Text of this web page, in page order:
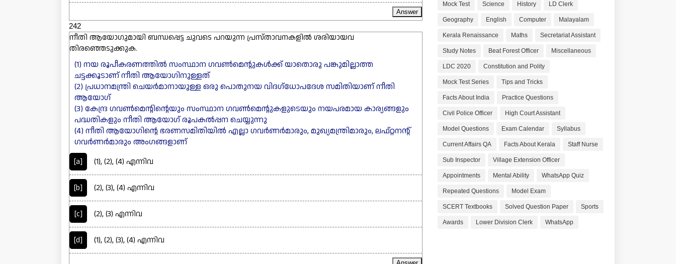
242
നീതി ആയോഗുമായി ബന്ധപ്പെട്ട ചുവടെ പറയുന്ന പ്രസ്താവനകളിൽ ശരിയായവ
തിരഞ്ഞെടുക്കുക.
(1) നയ രൂപീകരണത്തിൽ സംസ്ഥാന ഗവൺമെന്റുകൾക്ക് യാതൊരു പങ്കുമില്ലാത്ത
ചട്ടക്കൂടാണ് നീതി ആയോഗിനുള്ളത്
(2) പ്രധാനമന്ത്രി ചെയർമാനായുള്ള ഒരു പൊതുനയ വിദഗ്ധോപദേശ സമിതിയാണ് നീതി
ആയോഗ്
(3) കേന്ദ്ര ഗവൺമെന്റിന്റെയും സംസ്ഥാന ഗവൺമെന്റുകളുടെയും നയപരമായ കാര്യങ്ങളും
പദ്ധതികളും നീതി ആയോഗ് രൂപകൽപ്പന ചെയ്യുന്നു
(4) നീതി ആയോഗിന്റെ ഭരണസമിതിയിൽ എല്ലാ ഗവർണർമാരും, മുഖ്യമന്ത്രിമാരും, ലഫ്റ്റനന്റ്
ഗവർണർമാരും അംഗങ്ങളാണ്
[a] (1), (2), (4) എന്നിവ
[b] (2), (3), (4) എന്നിവ
[c] (2), (3) എന്നിവ
[d] (1), (2), (3), (4) എന്നിവ
Mock Test Science History LD Clerk
Geography English Computer Malayalam
Kerala Renaissance Maths Secretariat Assistant
Study Notes Beat Forest Officer Miscellaneous
LDC 2020 Constitution and Polity
Mock Test Series Tips and Tricks
Facts About India Practice Questions
Civil Police Officer High Court Assistant
Model Questions Exam Calendar Syllabus
Current Affairs QA Facts About Kerala Staff Nurse
Sub Inspector Village Extension Officer
Appointments Mental Ability WhatsApp Quiz
Repeated Questions Model Exam
SCERT Textbooks Solved Question Paper Sports
Awards Lower Division Clerk WhatsApp